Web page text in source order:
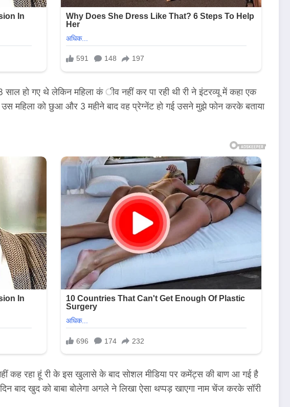
हो गए थे लेकिन महिला कं ीव नहीं कर पा रही थी री ने इंटरव्यू में कहा एक
महिला को छुआ और 3 महीने बाद वह प्रेग्नेंट हो गई उसने मुझे फोन करके बताया
कह रहा हूं री के इस खुलासे के बाद सोशल मीडिया पर कमेंट्स की बाण आ गई है
खुद को बाबा बोलेगा अगले ने लिखा ऐसा थप्पड़ खाएगा नाम चेंज करके सॉरी